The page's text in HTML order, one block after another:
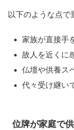
以下のような点で
家族が直接手
故人を近くに
仏壇や供養ス
代々受け継い
位牌が家庭で